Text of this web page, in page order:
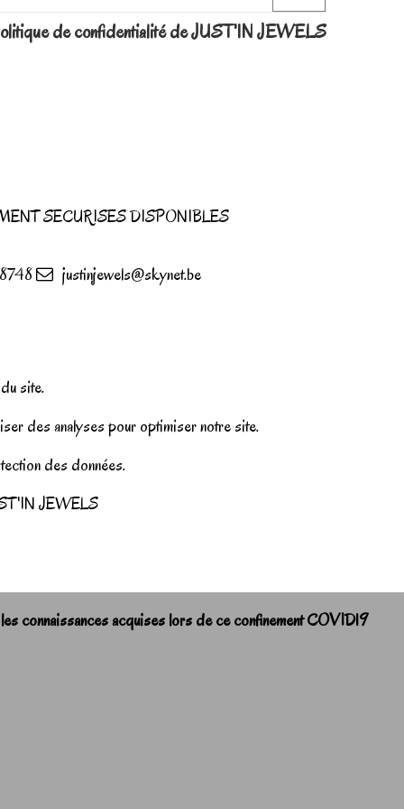
de confidentialité de JUST'IN JEWELS
SECURISES DISPONIBLES
justinjewels@skynet.be
site.
des analyses pour optimiser notre site.
des données.
JEWELS
connaissances acquises lors de ce confinement COVID19